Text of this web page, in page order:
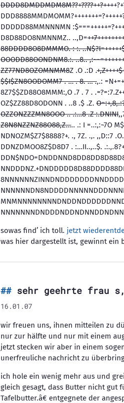
DDDD8DMDDMDM8M??+????++?+++
DDDDD88MMNNNMN
D8D88DO8NMNNMZ.. ..,D=
88DDDD8O8DMMMO. : :.
OOODD88OONDNM8.:. ..8..
ZZ77ND8OZOMNMM8Z .O .:D .
$$I$ZN8OODOMM7 . … . 8. … .,.:
8Z7$$ZD88O8MMM:,O .7 . 7 .
OZ$ZZ88D8ODONN . ..8 .$ .Z.
OZZONZZZMN8OOO .. .:…8 .Z :.DNINI
Z8N8NZZNZ88O88,Z….. .: I =..:,:~7O
NDNOZM$Z7$8888?+. ., 7Z. .,. ,,D::7
DDNZDMOO8Z$D8D7 . :…II..,..$.
sowas find’ ich toll. jetzt
was hier dargestellt ist, gewinnt
sehr geehrte frau s,
16.01.07
wir freuen uns, ihnen mitteilen zu
nur zur hälfte und nur mit einem
jetzt stecken wir aber in einem
unerfreuliche nachricht zu
ich hole ein wenig mehr aus und
gleich gesagt, dass Butter nicht gut
Tafelbutter.â€ entgegnete der